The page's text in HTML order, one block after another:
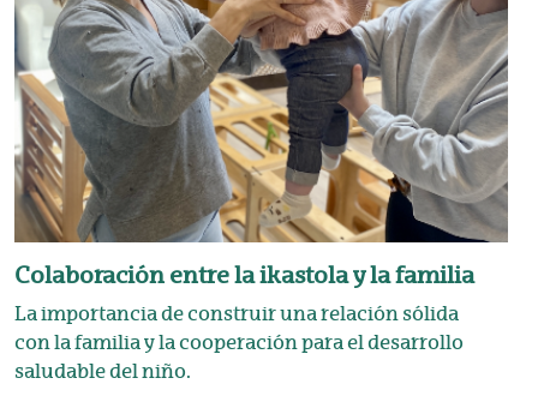
Colaboración entre la ikastola y la familia
La importancia de construir una relación sólida
con la familia y la cooperación para el desarrollo
saludable del niño.